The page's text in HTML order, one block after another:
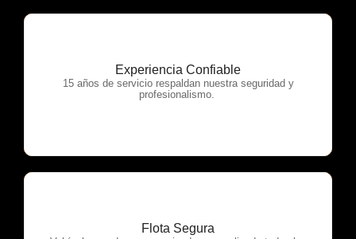
Experiencia Confiable
15 años de servicio respaldan nuestra seguridad y
profesionalismo.
OTP Servicios
Flota Segura